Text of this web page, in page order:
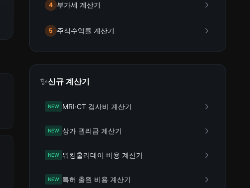
4 부가세 계산기
5 주식수익률 계산기
✨신규 계산기
NEW MRI·CT 검사비 계산기
NEW 상가 권리금 계산기
NEW 워킹홀리데이 비용 계산기
NEW 특허 출원 비용 계산기